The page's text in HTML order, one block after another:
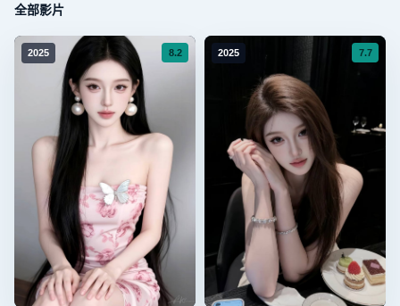
全部影片
2025 8.2 2025 7.7